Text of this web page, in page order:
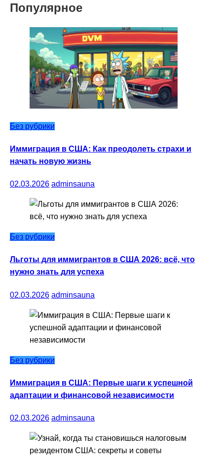
Популярное
Без рубрики
Иммиграция в США: Как преодолеть страхи и
начать новую жизнь
02.03.2026 adminsauna
Без рубрики
Льготы для иммигрантов в США 2026: всё, что
нужно знать для успеха
02.03.2026 adminsauna
Без рубрики
Иммиграция в США: Первые шаги к успешной
адаптации и финансовой независимости
02.03.2026 adminsauna